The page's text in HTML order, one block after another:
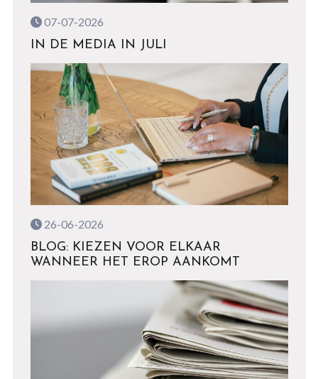
07-07-2026
IN DE MEDIA IN JULI
26-06-2026
BLOG: KIEZEN VOOR ELKAAR
WANNEER HET EROP AANKOMT